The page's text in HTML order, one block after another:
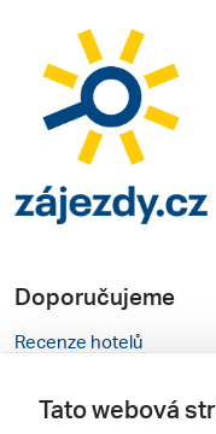
Doporučujeme
Recenze hotelů
Tato webová